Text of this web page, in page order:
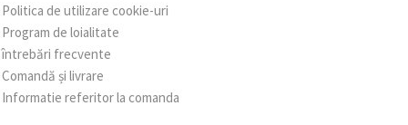
Politica de utilizare cookie-uri
Program de loialitate
întrebări frecvente
Comandă și livrare
Informatie referitor la comanda